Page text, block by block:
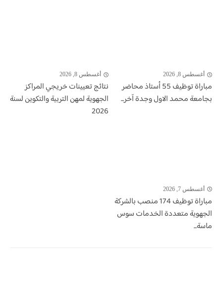
أغسطس 8, 2026
مباراة توظيف 55 أستاذ محاضر
بجامعة محمد الاول وجدة آخر...
أغسطس 8, 2026
نتائج تعيينات خريجي المراكز
الجهوية لمهن التربية والتكوين لسنة
2026
أغسطس 7, 2026
مباراة توظيف 174 منصب بالشركة
الجهوية متعددة الخدمات سوس
ماسة...